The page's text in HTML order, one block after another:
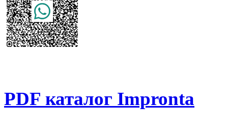
PDF каталог Impronta